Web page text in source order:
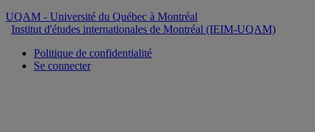
UQAM - Université du Québec à Montréal
Institut d'études internationales de Montréal (IEIM-UQAM)
Politique de confidentialité
Se connecter